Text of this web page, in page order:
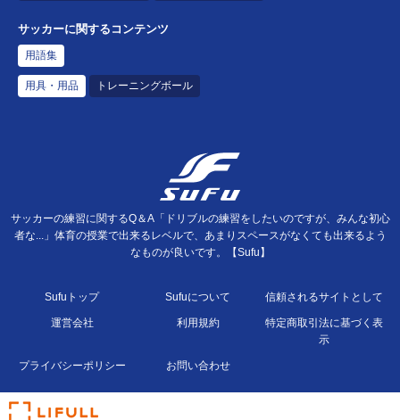
サッカーに関するコンテンツ
用語集
用具・用品 トレーニングボール
サッカーの練習に関するQ＆A「ドリブルの練習をしたいのですが、みんな初心
者な...」体育の授業で出来るレベルで、あまりスペースがなくても出来るよう
なものが良いです。【Sufu】
Sufuトップ Sufuについて 信頼されるサイトとして
運営会社 利用規約
特定商取引法に基づく表
示
プライバシーポリシー お問い合わせ